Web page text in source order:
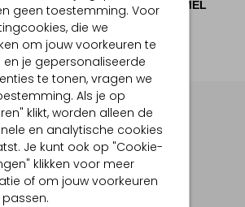
geen toestemming. Voor
die we
om jouw voorkeuren te
en je gepersonaliseerde
te tonen, vragen we
Als je op
klikt, worden alleen de
en analytische cookies
Je kunt ook op "Cookie-
klikken voor meer
of om jouw voorkeuren
FLORIS VAN BOMMEL
Veterschoenen
€ 239,99
€ 167,99